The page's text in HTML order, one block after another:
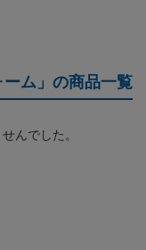
ーム」の商品一覧
んでした。